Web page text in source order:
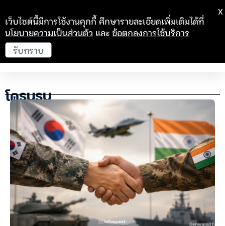
โดรนรบ
เว็บไซต์นี้มีการใช้งานคุกกี้ ศึกษารายละเอียดเพิ่มเติมได้ที่
นโยบายความเป็นส่วนตัว และข้อตกลงการใช้บริการ
รับทราบ
X